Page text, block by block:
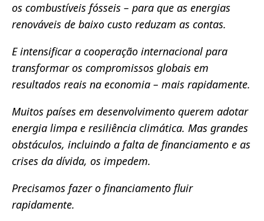
os combustíveis fósseis – para que as energias
renováveis ​​de baixo custo reduzam as contas.
E intensificar a cooperação internacional para
transformar os compromissos globais em
resultados reais na economia – mais rapidamente.
Muitos países em desenvolvimento querem adotar
energia limpa e resiliência climática. Mas grandes
obstáculos, incluindo a falta de financiamento e as
crises da dívida, os impedem.
Precisamos fazer o financiamento fluir
rapidamente.